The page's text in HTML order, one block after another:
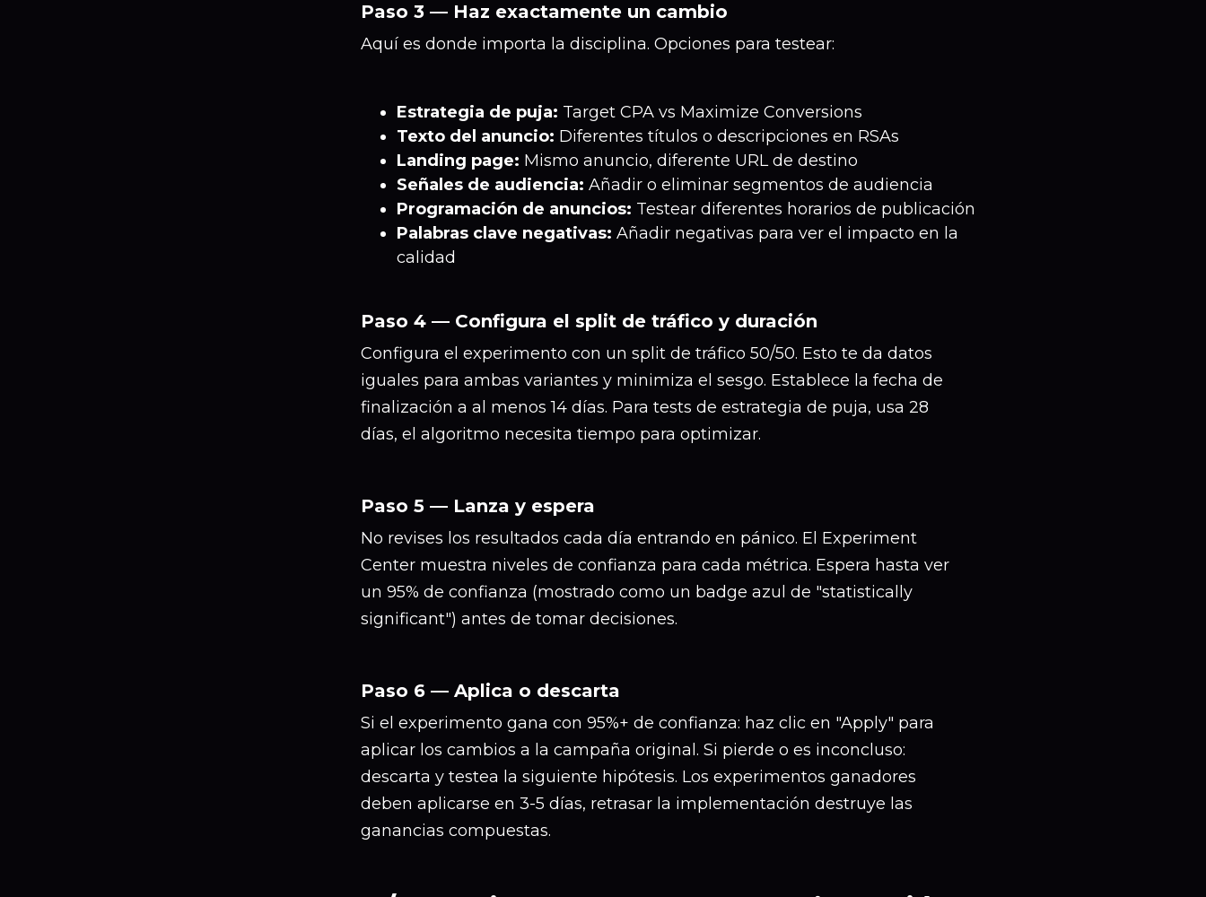
Paso 3 — Haz exactamente un cambio
Aquí es donde importa la disciplina. Opciones para testear:
Estrategia de puja: Target CPA vs Maximize Conversions
Texto del anuncio: Diferentes títulos o descripciones en RSAs
Landing page: Mismo anuncio, diferente URL de destino
Señales de audiencia: Añadir o eliminar segmentos de audiencia
Programación de anuncios: Testear diferentes horarios de publicación
Palabras clave negativas: Añadir negativas para ver el impacto en la
calidad
Paso 4 — Configura el split de tráfico y duración
Configura el experimento con un split de tráfico 50/50. Esto te da datos
iguales para ambas variantes y minimiza el sesgo. Establece la fecha de
finalización a al menos 14 días. Para tests de estrategia de puja, usa 28
días, el algoritmo necesita tiempo para optimizar.
Paso 5 — Lanza y espera
No revises los resultados cada día entrando en pánico. El Experiment
Center muestra niveles de confianza para cada métrica. Espera hasta ver
un 95% de confianza (mostrado como un badge azul de "statistically
significant") antes de tomar decisiones.
Paso 6 — Aplica o descarta
Si el experimento gana con 95%+ de confianza: haz clic en "Apply" para
aplicar los cambios a la campaña original. Si pierde o es inconcluso:
descarta y testea la siguiente hipótesis. Los experimentos ganadores
deben aplicarse en 3-5 días, retrasar la implementación destruye las
ganancias compuestas.